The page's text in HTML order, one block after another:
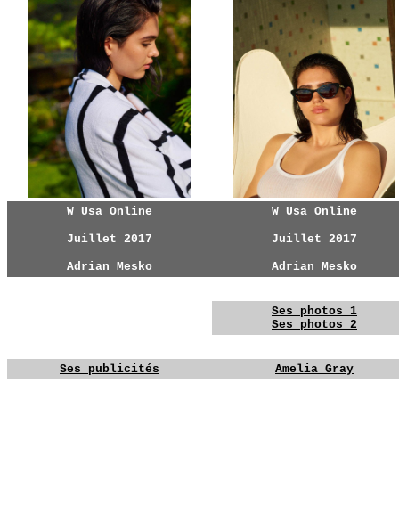
W Usa Online
Juillet 2017
Adrian Mesko
W Usa Online
Juillet 2017
Adrian Mesko
Ses photos 1
Ses photos 2
Ses publicités Amelia Gray